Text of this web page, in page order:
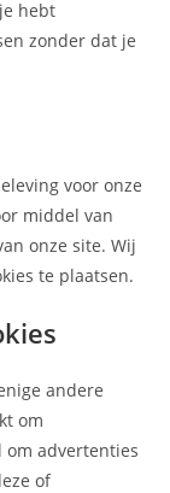
hebt
zonder dat je
voor onze
middel van
onze site. Wij
te plaatsen.
andere
om
advertenties
of